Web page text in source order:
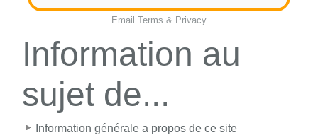
Email Terms & Privacy
Information au
sujet de...
Information générale a propos de ce site